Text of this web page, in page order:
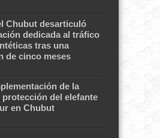
Chubut desarticuló
dedicada al tráfico
tras una
de cinco meses
de la
protección del elefante
en Chubut